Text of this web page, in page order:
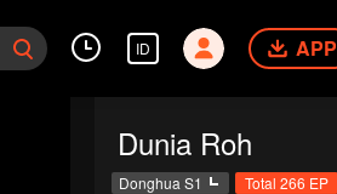
ID APP
Dunia Roh
Donghua S1 Total 266 EP